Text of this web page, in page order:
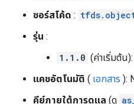
ซอร์สโค้ด :
รุ่น :
1.1.0 (ค่าเริ่มต้น
แคชอัตโนมัติ ( เอกสาร ):
คีย์ภายใต้การดูแล (ดู